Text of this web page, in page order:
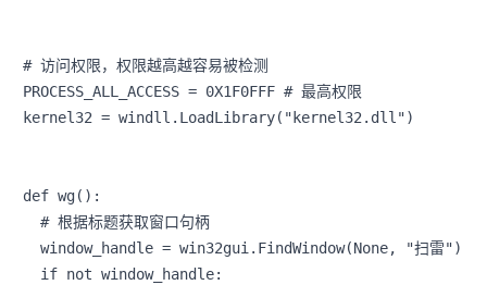
# 访问权限，权限越高越容易被检测
PROCESS_ALL_ACCESS = 0X1F0FFF # 最高权限
kernel32 = windll.LoadLibrary("kernel32.dll")
def wg():
  # 根据标题获取窗口句柄
  window_handle = win32gui.FindWindow(None, "扫雷")
  if not window_handle: